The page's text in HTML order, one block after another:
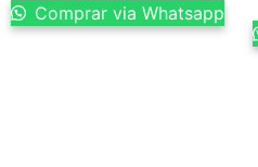
Comprar via Whatsapp